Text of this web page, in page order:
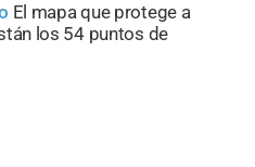
El mapa que protege a
los 54 puntos de